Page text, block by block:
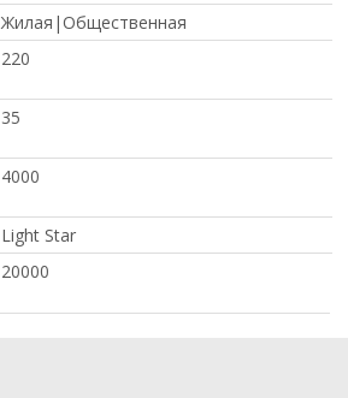
Жилая|Общественная
220
35
4000
Light Star
20000